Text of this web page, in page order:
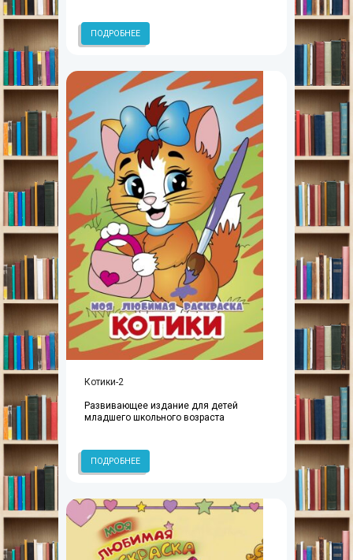
ПОДРОБНЕЕ
Котики-2
Развивающее издание для детей
младшего школьного возраста
ПОДРОБНЕЕ